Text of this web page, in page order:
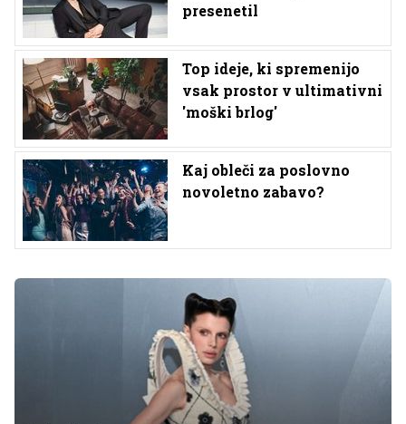
presenetil
Top ideje, ki spremenijo
vsak prostor v ultimativni
'moški brlog'
Kaj obleči za poslovno
novoletno zabavo?